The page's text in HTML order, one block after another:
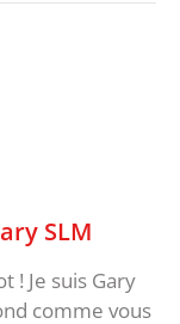
SLM
! Je suis Gary
comme vous